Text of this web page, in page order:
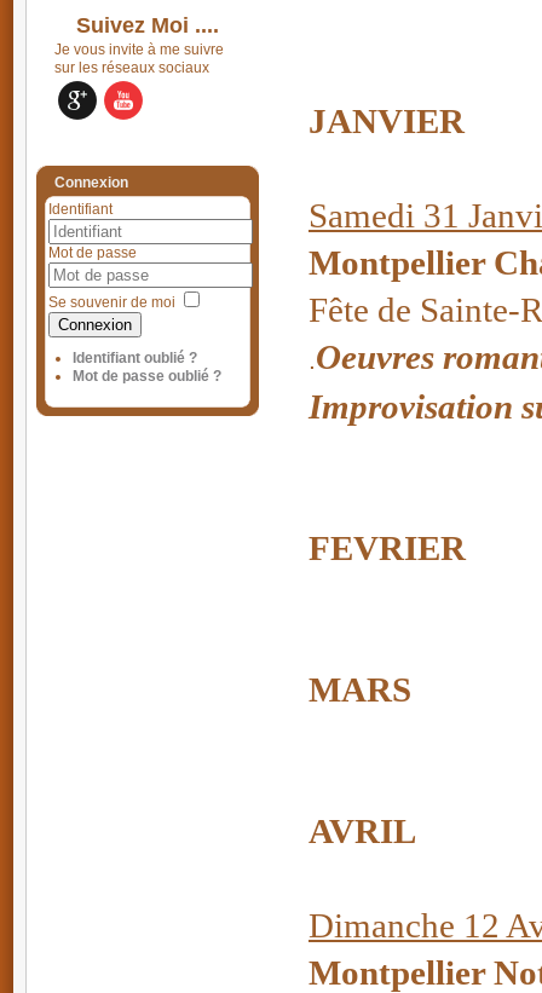
Suivez Moi ....
Je vous invite à me suivre
sur les réseaux sociaux
Connexion
Identifiant
Mot de passe
Se souvenir de moi
Connexion
Identifiant oublié ?
Mot de passe oublié ?
JANVIER
Samedi 31
Montpellier
Fête de Sainte-
.Oeuvres
Improvisation
FEVRIER
MARS
AVRIL
Dimanche 12
Montpellier